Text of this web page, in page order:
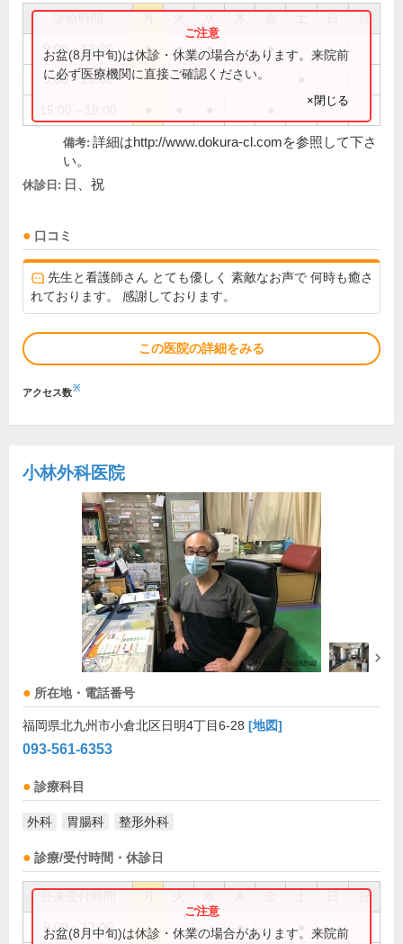
祝
9:00～12:30 ● ● ● ●
9:00～13:00 ●
お盆(8月中旬)は休診・休業の場合があります。来院前
に必ず医療機関に直接ご確認ください。
×閉じる
備考: 詳細はhttp://www.dokura-cl.comを参照して下さ
い。
休診日: 日、祝
口コミ
先生と看護師さん とても優しく 素敵なお声で 何時も癒さ
れております。 感謝しております。
この医院の詳細をみる
アクセス数※
小林外科医院
所在地・電話番号
福岡県北九州市小倉北区日明4丁目6-28 [地図]
093-561-6353
診療科目
外科 胃腸科 整形外科
診療/受付時間・休診日
祝
9:00～12:00 ●
お盆(8月中旬)は休診・休業の場合があります。来院前